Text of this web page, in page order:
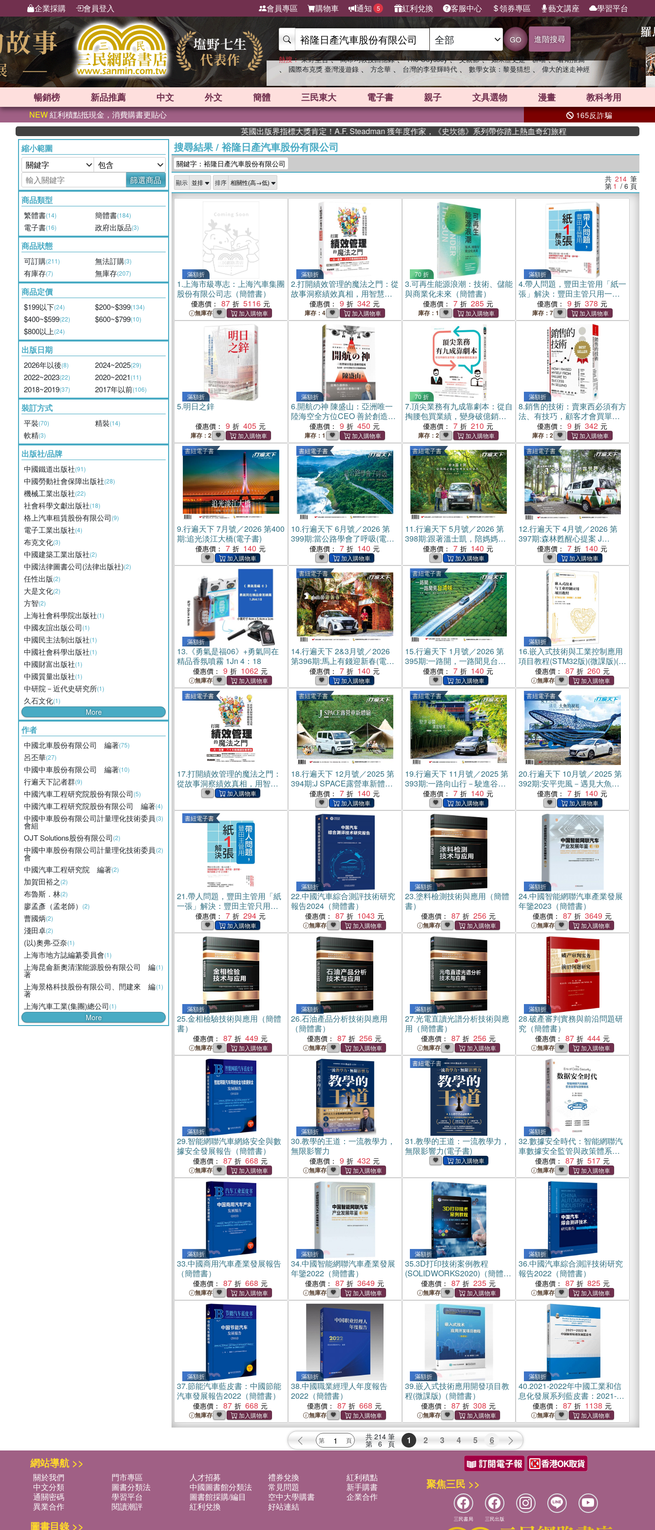
企業採購 會員登入 會員專區 購物車 通知 5 紅利兌換 客服中心 領券專區 藝文講座 學習平台
GO 進階搜尋
熱搜： 東野圭吾 、 高希均教授回憶錄 、 The Odyssey 、 父親節 、 如果歷史是一群喵 、 暑期推薦
、 國際布克獎 臺灣漫遊錄 、 方念華 、 台灣的李登輝時代 、 數學女孩：黎曼猜想 、 偉大的迷走神經
暢銷榜 新品推薦 中文 外文 簡體 三民東大 電子書 親子 文具選物 漫畫 教科考用
NEW紅利積點抵現金，消費購書更貼心 165反詐騙
英國出版界指標大獎肯定！A.F. Steadman 獲年度作家，《史坎德》系列帶你踏上熱血奇幻旅程
縮小範圍
篩選商品
商品類型
繁體書(14) 簡體書(184)
電子書(16) 政府出版品(3)
商品狀態
可訂購(211) 無法訂購(3)
有庫存(7) 無庫存(207)
商品定價
$199以下(24) $200~$399(134)
$400~$599(22) $600~$799(10)
$800以上(24)
出版日期
2026年以後(8) 2024~2025(29)
2022~2023(22) 2020~2021(11)
2018~2019(37) 2017年以前(106)
裝訂方式
平裝(70) 精裝(14)
軟精(3)
出版社/品牌
中國鐵道出版社(91)
中國勞動社會保障出版社(28)
機械工業出版社(22)
社會科學文獻出版社(18)
格上汽車租賃股份有限公司(9)
電子工業出版社(4)
布克文化(3)
中國建築工業出版社(2)
中國法律圖書公司(法律出版社)(2)
任性出版(2)
大是文化(2)
方智(2)
上海社會科學院出版社(1)
中國友誼出版公司(1)
中國民主法制出版社(1)
中國社會科學出版社(1)
中國財富出版社(1)
中國質量出版社(1)
中研院－近代史研究所(1)
久石文化(1)
More
作者
中國北車股份有限公司 編著(75)
呂丕華(27)
中國中車股份有限公司 編著(10)
行遍天下記者群(9)
中國汽車工程研究院股份有限公司(5)
中國汽車工程研究院股份有限公司 編著(4)
中國中車股份有限公司計量理化技術委員
會組
(3)
OJT Solutions股份有限公司(2)
中國中車股份有限公司計量理化技術委員
會
(2)
中國汽車工程研究院 編著(2)
加賀田裕之(2)
布魯斯．林(2)
廖孟彥（孟老師） (2)
曹國炳(2)
淺田卓(2)
(以)奧弗‧亞奈(1)
上海市地方誌編纂委員會(1)
上海昆侖新奧清潔能源股份有限公司 編
著
(1)
上海景格科技股份有限公司、閆建來 編
著
(1)
上海汽車工業(集團)總公司(1)
More
搜尋結果/ 裕隆日產汽車股份有限公司
關鍵字：裕隆日產汽車股份有限公司
顯示 排序 共 214 筆
第 1 / 6 頁
滿額折
1.上海市級專志：上海汽車集團
股份有限公司志（簡體書）
優惠價： 87 5116
無庫存
滿額折
2.打開績效管理的魔法之門：從
故事洞察績效真相，用智慧提
升團隊績效，一天一故事，六
十天精煉績效管理術
優惠價： 9 342
庫存：4
70 折
3.可再生能源浪潮：技術、儲能
與商業化未來（簡體書）
優惠價： 7 285
庫存：1
滿額折
4.帶人問題，豐田主管用「紙一
張」解決：豐田主管只用一張
A4紙，消除部屬的不主動、教
不會、講不聽，能力自動2－6
－2分級。
優惠價： 9 378
庫存：7
滿額折
5.明日之鋅
優惠價： 9 405
庫存：2
滿額折
6.開航の神 陳盛山：亞洲唯一
陸海空全方位CEO 善於創造0-
1X有效決策X破框思維
優惠價： 9 450
庫存：1
70 折
7.頂尖業務有九成靠劇本：從自
掏腰包買業績，變身破億銷售
優惠價： 7 210
庫存：2
滿額折
8.銷售的技術：賣東西必須有方
法、有技巧，顧客才會買單
（修訂版）
優惠價： 9 342
庫存：2
書紐電子書
9.行遍天下 7月號／2026 第400
期:追光淡江大橋(電子書)
優惠價： 7 140
書紐電子書
10.行遍天下 6月號／2026 第
399期:當公路學會了呼吸(電子
優惠價： 7 140
書紐電子書
11.行遍天下 5月號／2026 第
398期:跟著溫士凱，陪媽媽走
進記憶裡客家覆菜香(電子書)
優惠價： 7 140
書紐電子書
12.行遍天下 4月號／2026 第
397期:森林甦醒心提案 J
SPACE一起露營趣(電子書)
優惠價： 7 140
滿額折
13. 《勇氣是福06》+勇氣同在
精品香氛噴霧 1Jn 4：18
優惠價： 9 1062
無庫存
書紐電子書
14.行遍天下 2&3月號／2026
第396期:馬上有錢迎新春(電子
優惠價： 7 140
書紐電子書
15.行遍天下 1月號／2026 第
395期:一路開，一路聞見台灣
味(電子書)
優惠價： 7 140
滿額折
16.嵌入式技術與工業控制應用
項目教程(STM32版)(微課版)(AI
助學)（簡體書）
優惠價： 87 260
無庫存
書紐電子書
17.打開績效管理的魔法之門：
從故事洞察績效真相，用智慧
提升團隊績效，一天一故事，
書紐電子書
18.行遍天下 12月號／2025 第
394期:J SPACE露營車新體驗
(電子書)優惠價： 7 140
書紐電子書
19.行遍天下 11月號／2025 第
393期:一路向山行－駛進谷關
湯旅秘境(電子書)
優惠價： 7 140
書紐電子書
20.行遍天下 10月號／2025 第
392期:安平兜風－遇見大魚的
祝福(電子書)
優惠價： 7 140
書紐電子書
21.帶人問題，豐田主管用「紙
一張」解決：豐田主管只用一
張 A4 紙，消除部屬的不主動、
教不會、講不聽，能力自動 2 -
6 - 2 分級。(電子書)
優惠價： 7 294
滿額折
22.中國汽車綜合測評技術研究
報告2024（簡體書）
優惠價： 87 1043
無庫存
滿額折
23.塗料檢測技術與應用（簡體
書）
優惠價： 87 256
無庫存
滿額折
24.中國智能網聯汽車產業發展
年鑒2023（簡體書）
優惠價： 87 3649
無庫存
滿額折
25.金相檢驗技術與應用（簡體
書）
優惠價： 87 449
無庫存
滿額折
26.石油產品分析技術與應用
（簡體書）
優惠價： 87 256
無庫存
滿額折
27.光電直讀光譜分析技術與應
用（簡體書）
優惠價： 87 256
無庫存
滿額折
28.破產審判實務與前沿問題研
究（簡體書）
優惠價： 87 444
無庫存
滿額折
29.智能網聯汽車網絡安全與數
據安全發展報告（簡體書）
優惠價： 87 668
無庫存
滿額折
30.教學的王道：一流教學力，
無限影響力
優惠價： 9 432
無庫存
書紐電子書
31.教學的王道：一流教學力，
無限影響力(電子書)
滿額折
32.數據安全時代：智能網聯汽
車數據安全監管與政策體系
（簡體書）
優惠價： 87 517
無庫存
滿額折
33.中國商用汽車產業發展報告
（簡體書）
優惠價： 87 668
無庫存
滿額折
34.中國智能網聯汽車產業發展
年鑒2022（簡體書）
優惠價： 87 3649
無庫存
滿額折
35.3D打印技術案例教程
(SOLIDWORKS2020)（簡體
優惠價： 87 235
無庫存
滿額折
36.中國汽車綜合測評技術研究
報告2022（簡體書）
優惠價： 87 825
無庫存
滿額折
37.節能汽車藍皮書：中國節能
汽車發展報告2022（簡體書）
優惠價： 87 668
無庫存
滿額折
38.中國職業經理人年度報告
2022（簡體書）
優惠價： 87 668
無庫存
滿額折
39.嵌入式技術應用開發項目教
程(微課版)（簡體書）
優惠價： 87 308
無庫存
滿額折
40.2021-2022年中國工業和信
息化發展系列藍皮書：2021-
2022年中國智能製造發展藍皮
書（簡體書）
優惠價： 87 1138
無庫存
共 214 筆
第 6 頁 1 2 3 4 5 6
網站導航 >>
關於我們 門市專區 人才招募 禮券兌換
紅利積點
中文分類
圖書分類法 中國圖書館分類法 常見問題
新手購書
通關密碼
學習平台 圖書館採購/編目 空中大學購書
企業合作
異業合作
閱讀潮評 紅利兌換 好站連結
圖書目錄 >>
聚焦三民 >>
三民書局 三民出版